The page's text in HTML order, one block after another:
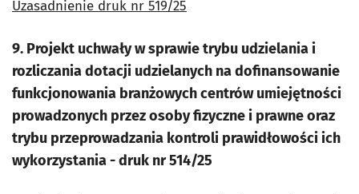
Uzasadnienie druk nr 519/25
9. Projekt uchwały w sprawie trybu udzielania i
rozliczania dotacji udzielanych na dofinansowanie
funkcjonowania branżowych centrów umiejętności
prowadzonych przez osoby fizyczne i prawne oraz
trybu przeprowadzania kontroli prawidłowości ich
wykorzystania - druk nr 514/25